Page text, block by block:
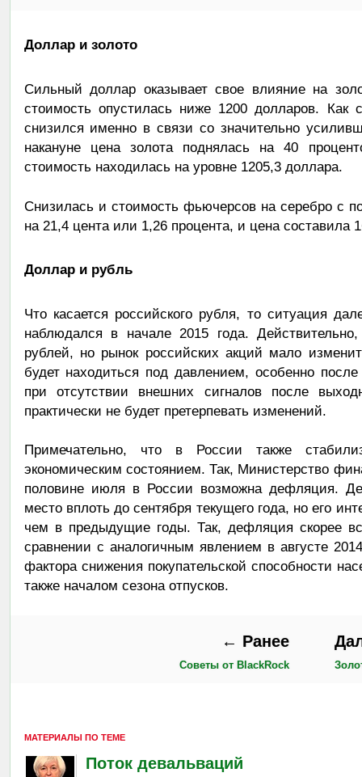
Доллар и золото
Сильный доллар оказывает свое влияние на
стоимость опустилась ниже 1200 долларов. Как
снизился именно в связи со значительно
накануне цена золота поднялась на 40
стоимость находилась на уровне 1205,3 доллара.
Снизилась и стоимость фьючерсов на серебро с
на 21,4 цента или 1,26 процента, и цена составила
Доллар и рубль
Что касается российского рубля, то ситуация
наблюдался в начале 2015 года.
рублей, но рынок российских акций мало
будет находиться под давлением, особенно
при отсутствии внешних сигналов после
практически не будет претерпевать изменений.
Примечательно, что в России также
экономическим состоянием. Так, Министерство
половине июля в России возможна дефляция.
место вплоть до сентября текущего года, но его
чем в предыдущие годы. Так, дефляция скорее
сравнении с аналогичным явлением в августе
фактора снижения покупательской способности
также началом сезона отпусков.
← Ранее
Советы от BlackRock
МАТЕРИАЛЫ ПО ТЕМЕ
Поток девальваций